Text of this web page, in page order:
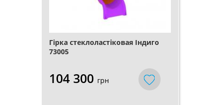
Гірка стеклоластіковая Індиго
73005
104 300 грн